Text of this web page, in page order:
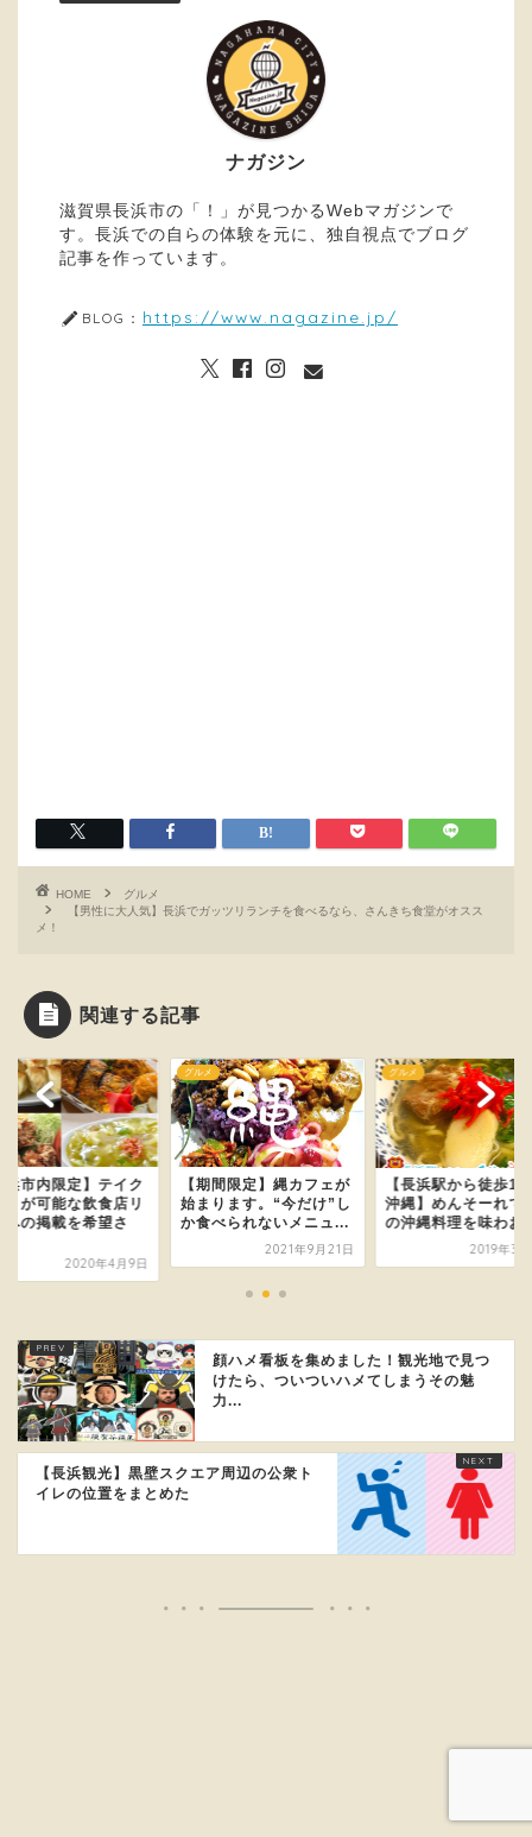
ナガジン
滋賀県長浜市の「！」が見つかるWebマガジンで
す。長浜での自らの体験を元に、独自視点でブログ
記事を作っています。
BLOG： https://www.nagazine.jp/
HOME
グルメ
【男性に大人気】長浜でガッツリランチを食べるなら、さんきち食堂がオスス
メ！
関連する記事
間限定】縄カフェが
ります。“今だけ”し
べられないメニュ...
グルメ
【長浜駅から徒歩1分の
沖縄】めんそーれで本場
の沖縄料理を味わおう！
2019年3月27日
グルメ
【長浜市内限定】テ
アウトが可能な飲食
ストへの掲載を希望
2020年4
顔ハメ看板を集めました！観光地で見つ
けたら、ついついハメてしまうその魅
力...
【長浜観光】黒壁スクエア周辺の公衆ト
イレの位置をまとめた